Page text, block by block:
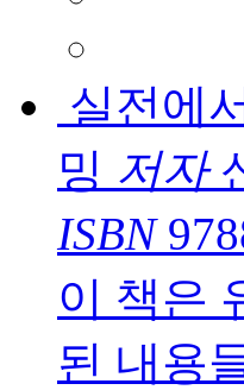
실전에
밍 저자
ISBN
이 책은
된 내용